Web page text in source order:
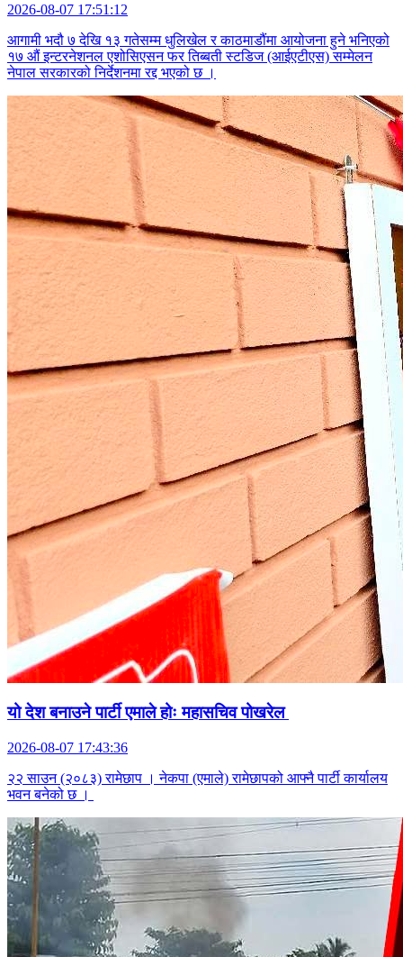
2026-08-07 17:51:12
आगामी भदौ ७ देखि १३ गतेसम्म धुलिखेल र काठमाडौंमा आयोजना हुने भनिएको
१७ औं इन्टरनेशनल एशोसिएसन फर तिब्बती स्टडिज (आईएटीएस) सम्मेलन
नेपाल सरकारको निर्देशनमा रद्द भएको छ ।
यो देश बनाउने पार्टी एमाले होः महासचिव पोखरेल
2026-08-07 17:43:36
२२ साउन (२०८३) रामेछाप । नेकपा (एमाले) रामेछापको आफ्नै पार्टी कार्यालय
भवन बनेको छ ।